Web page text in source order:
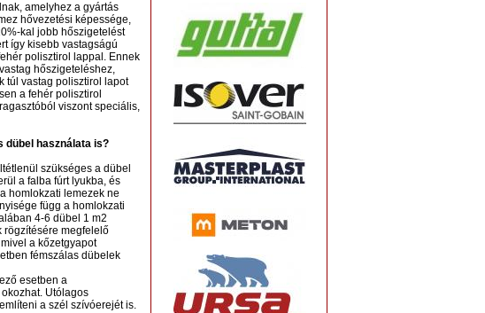
amelyhez a gyártás
hővezetési képessége,
kal jobb hőszigetelést
így kisebb vastagságú
polisztirol lappal. Ennek
hőszigeteléshez,
túl vastag polisztirol lapot
a fehér polisztirol
viszont speciális,
dübel használata is?
szükséges a dübel
a falba fúrt lyukba, és
homlokzati lemezek ne
függ a homlokzati
4-6 dübel 1 m2
rögzítésére megfelelő
a kőzetgyapot
fémszálas dübelek
esetben a
Utólagos
a szél szívóerejét is.